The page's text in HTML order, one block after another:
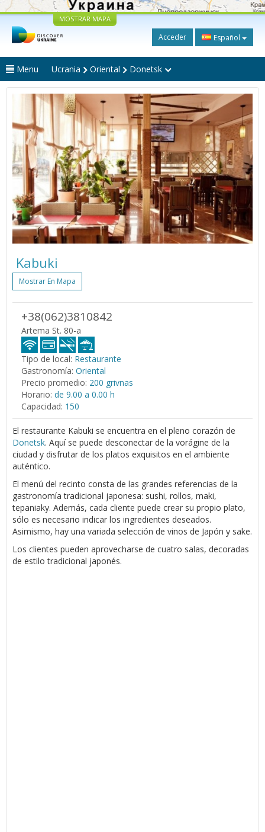
MOSTRAR MAPA
Acceder Español
Menu Ucrania Oriental Donetsk
Kabuki
Mostrar En Mapa
+38(062)3810842
Artema St. 80-a
Tipo de local: Restaurante
Gastronomía: Oriental
Precio promedio: 200 grivnas
Horario: de 9.00 a 0.00 h
Capacidad: 150
El restaurante Kabuki se encuentra en el pleno corazón de
Donetsk. Aquí se puede desconectar de la vorágine de la
ciudad y disfrutar de los platos exquisitos en el ambiente
auténtico.
El menú del recinto consta de las grandes referencias de la
gastronomía tradicional japonesa: sushi, rollos, maki,
tepaniaky. Además, cada cliente puede crear su propio plato,
sólo es necesario indicar los ingredientes deseados.
Asimismo, hay una variada selección de vinos de Japón y sake.
Los clientes pueden aprovecharse de cuatro salas, decoradas
de estilo tradicional japonés.